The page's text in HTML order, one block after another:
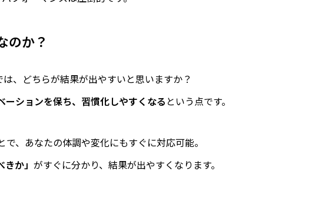
のか？
、どちらが結果が出やすいと思いますか？
ーションを保ち、習慣化しやすくなる という点です。
、あなたの体調や変化にもすぐに対応可能。
か」 がすぐに分かり、結果が出やすくなります。